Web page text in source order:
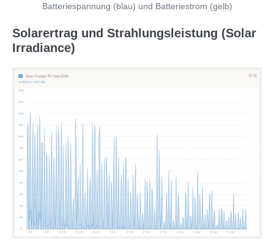
Batteriespannung (blau) und Batteriestrom (gelb)
Solarertrag und Strahlungsleistung (Solar
Irradiance)